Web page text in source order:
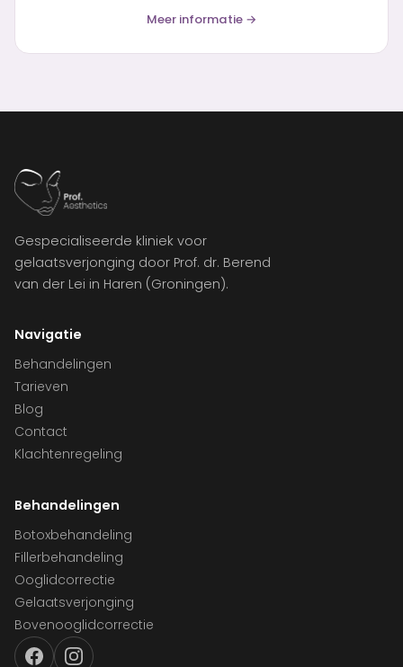
Meer informatie →
Gespecialiseerde kliniek voor
gelaatsverjonging door Prof. dr. Berend
van der Lei in Haren (Groningen).
Navigatie
Behandelingen
Tarieven
Blog
Contact
Klachtenregeling
Behandelingen
Botoxbehandeling
Fillerbehandeling
Ooglidcorrectie
Gelaatsverjonging
Bovenooglidcorrectie